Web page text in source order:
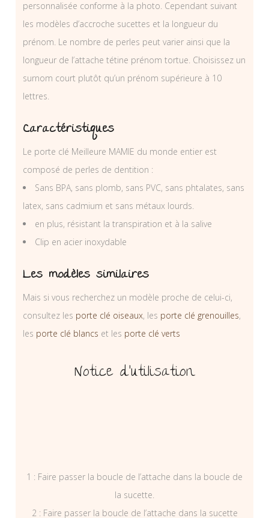
personnalisée conforme à la photo. Cependant suivant
les modèles d’accroche sucettes et la longueur du
prénom. Le nombre de perles peut varier ainsi que la
longueur de l’attache tétine prénom tortue. Choisissez un
surnom court plutôt qu’un prénom supérieure à 10
lettres.
Caractéristiques
Le porte clé Meilleure MAMIE du monde entier est
composé de perles de dentition :
Sans BPA, sans plomb, sans PVC, sans phtalates, sans
latex, sans cadmium et sans métaux lourds.
en plus, résistant la transpiration et à la salive
Clip en acier inoxydable
Les modèles similaires
Mais si vous recherchez un modèle proche de celui-ci,
consultez les porte clé oiseaux, les porte clé grenouilles,
les porte clé blancs et les porte clé verts
Notice d’utilisation
1 : Faire passer la boucle de l’attache dans la boucle de
la sucette.
2 : Faire passer la boucle de l’attache dans la sucette